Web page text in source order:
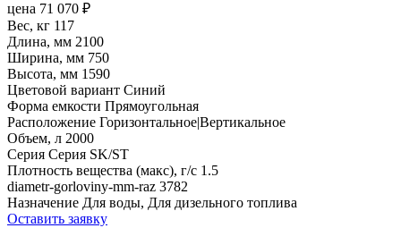
цена 71 070 ₽
Вес, кг 117
Длина, мм 2100
Ширина, мм 750
Высота, мм 1590
Цветовой вариант Синий
Форма емкости Прямоугольная
Расположение Горизонтальное|Вертикальное
Объем, л 2000
Серия Серия SK/ST
Плотность вещества (макс), г/с 1.5
diametr-gorloviny-mm-raz 3782
Назначение Для воды, Для дизельного топлива
Оставить заявку